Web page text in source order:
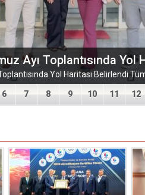
ŞUBESİ’NDEN
ÇIKARMASI
6 7 8 9 10 11 12